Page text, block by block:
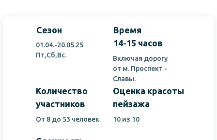
Сезон
01.04.-20.05.25
Пт,Сб,Вс.
Время
14-15 часов
Количество
участников
От 8 до 53 человек
Включая дорогу
от м. Проспект -
Славы.
Оценка красоты
пейзажа
10 из 10